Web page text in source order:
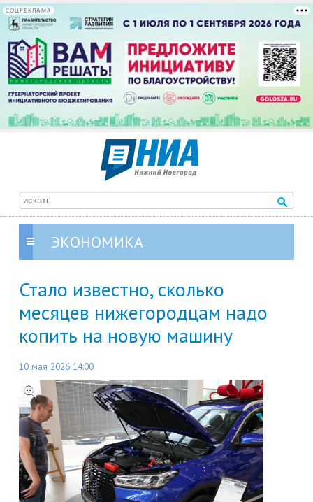
СОЦРЕКЛАМА
ЭКОНОМИКА
Стало известно, сколько
месяцев нижегородцам надо
копить на новую машину
10 мая 2026 14:00